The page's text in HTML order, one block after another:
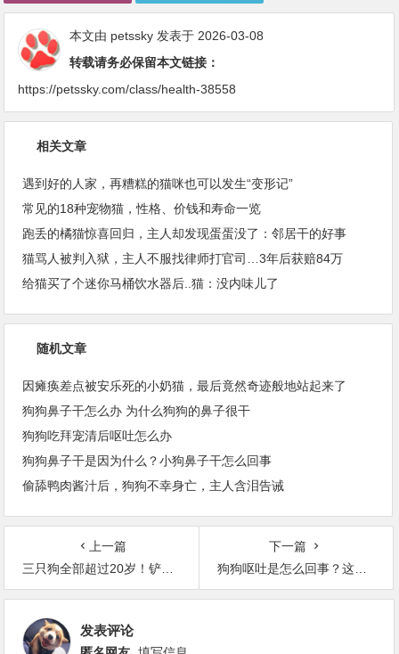
本文由 petssky 发表于 2026-03-08
转载请务必保留本文链接：
https://petssky.com/class/health-38558
相关文章
遇到好的人家，再糟糕的猫咪也可以发生“变形记”
常见的18种宠物猫，性格、价钱和寿命一览
跑丢的橘猫惊喜回归，主人却发现蛋蛋没了：邻居干的好事
猫骂人被判入狱，主人不服找律师打官司…3年后获赔84万
给猫买了个迷你马桶饮水器后..猫：没内味儿了
随机文章
因瘫痪差点被安乐死的小奶猫，最后竟然奇迹般地站起来了
狗狗鼻子干怎么办 为什么狗狗的鼻子很干
狗狗吃拜宠清后呕吐怎么办
狗狗鼻子干是因为什么？小狗鼻子干怎么回事
偷舔鸭肉酱汁后，狗狗不幸身亡，主人含泪告诫
上一篇
三只狗全部超过20岁！铲屎官公布了自己的养狗秘籍
下一篇
狗狗呕吐是怎么回事？这种情况一定要重视起来了
发表评论